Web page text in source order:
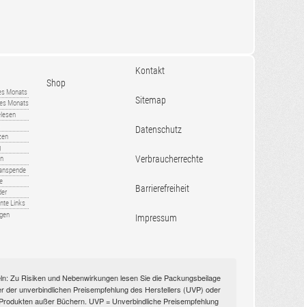
Monats
Monats
Links
Shop
Kontakt
Sitemap
Datenschutz
Verbraucherrechte
Barrierefreiheit
Impressum
Zu Risiken und Nebenwirkungen lesen Sie die Packungsbeilage
der unverbindlichen Preisempfehlung des Herstellers (UVP) oder
außer Büchern. UVP = Unverbindliche Preisempfehlung